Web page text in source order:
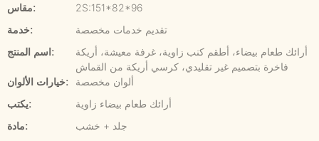
مقاس:
2S:151*82*96
خدمة:
تقديم خدمات مخصصة
اسم المنتج:
أرائك طعام بيضاء، أطقم كنب زاوية، غرفة معيشة، أريكة
فاخرة بتصميم غير تقليدي، كرسي أريكة من القماش
خيارات الألوان:
ألوان مخصصة
يكتب:
أرائك طعام بيضاء زاوية
مادة:
جلد + خشب